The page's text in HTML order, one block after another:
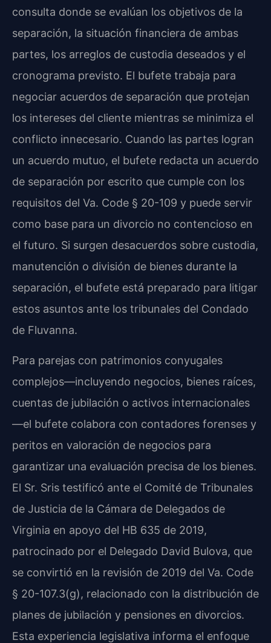
consulta donde se evalúan los objetivos de la
separación, la situación financiera de ambas
partes, los arreglos de custodia deseados y el
cronograma previsto. El bufete trabaja para
negociar acuerdos de separación que protejan
los intereses del cliente mientras se minimiza el
conflicto innecesario. Cuando las partes logran
un acuerdo mutuo, el bufete redacta un acuerdo
de separación por escrito que cumple con los
requisitos del Va. Code § 20-109 y puede servir
como base para un divorcio no contencioso en
el futuro. Si surgen desacuerdos sobre custodia,
manutención o división de bienes durante la
separación, el bufete está preparado para litigar
estos asuntos ante los tribunales del Condado
de Fluvanna.
Para parejas con patrimonios conyugales
complejos—incluyendo negocios, bienes raíces,
cuentas de jubilación o activos internacionales
—el bufete colabora con contadores forenses y
peritos en valoración de negocios para
garantizar una evaluación precisa de los bienes.
El Sr. Sris testificó ante el Comité de Tribunales
de Justicia de la Cámara de Delegados de
Virginia en apoyo del HB 635 de 2019,
patrocinado por el Delegado David Bulova, que
se convirtió en la revisión de 2019 del Va. Code
§ 20-107.3(g), relacionado con la distribución de
planes de jubilación y pensiones en divorcios.
Esta experiencia legislativa informa el enfoque